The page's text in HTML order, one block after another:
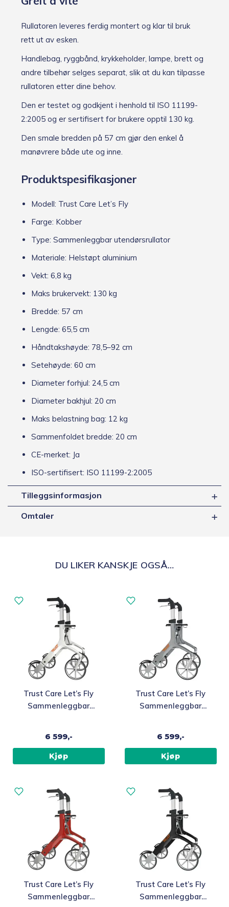
Rullatoren leveres ferdig montert og klar til bruk
rett ut av esken.
Handlebag, ryggbånd, krykkeholder, lampe, brett og
andre tilbehør selges separat, slik at du kan tilpasse
rullatoren etter dine behov.
Den er testet og godkjent i henhold til ISO 11199-
2:2005 og er sertifisert for brukere opptil 130 kg.
Den smale bredden på 57 cm gjør den enkel å
manøvrere både ute og inne.
Produktspesifikasjoner
Modell: Trust Care Let’s Fly
Farge: Kobber
Type: Sammenleggbar utendørsrullator
Materiale: Helstøpt aluminium
Vekt: 6,8 kg
Maks brukervekt: 130 kg
Bredde: 57 cm
Lengde: 65,5 cm
Håndtakshøyde: 78,5–92 cm
Setehøyde: 60 cm
Diameter forhjul: 24,5 cm
Diameter bakhjul: 20 cm
Maks belastning bag: 12 kg
Sammenfoldet bredde: 20 cm
CE-merket: Ja
ISO-sertifisert: ISO 11199-2:2005
Tilleggsinformasjon
Omtaler
DU LIKER KANSKJE OGSÅ…
Trust Care Let’s Fly
Sammenleggbar
6 599,-
Kjøp
Trust Care Let’s Fly
Sammenleggbar
6 599,-
Kjøp
Trust Care Let’s Fly
Sammenleggbar
Trust Care Let’s Fly
Sammenleggbar